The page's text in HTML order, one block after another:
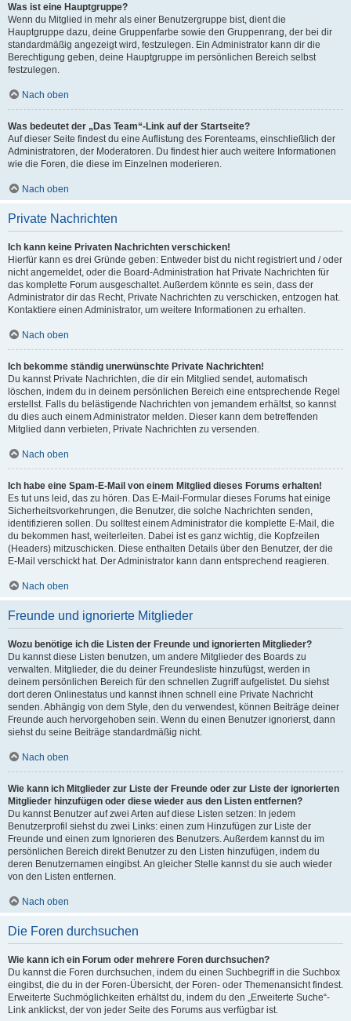
Was ist eine Hauptgruppe?
Wenn du Mitglied in mehr als einer Benutzergruppe bist, dient die
Hauptgruppe dazu, deine Gruppenfarbe sowie den Gruppenrang, der bei dir
standardmäßig angezeigt wird, festzulegen. Ein Administrator kann dir die
Berechtigung geben, deine Hauptgruppe im persönlichen Bereich selbst
festzulegen.
Nach oben
Was bedeutet der „Das Team“-Link auf der Startseite?
Auf dieser Seite findest du eine Auflistung des Forenteams, einschließlich der
Administratoren, der Moderatoren. Du findest hier auch weitere Informationen
wie die Foren, die diese im Einzelnen moderieren.
Nach oben
Private Nachrichten
Ich kann keine Privaten Nachrichten verschicken!
Hierfür kann es drei Gründe geben: Entweder bist du nicht registriert und / oder
nicht angemeldet, oder die Board-Administration hat Private Nachrichten für
das komplette Forum ausgeschaltet. Außerdem könnte es sein, dass der
Administrator dir das Recht, Private Nachrichten zu verschicken, entzogen hat.
Kontaktiere einen Administrator, um weitere Informationen zu erhalten.
Nach oben
Ich bekomme ständig unerwünschte Private Nachrichten!
Du kannst Private Nachrichten, die dir ein Mitglied sendet, automatisch
löschen, indem du in deinem persönlichen Bereich eine entsprechende Regel
erstellst. Falls du belästigende Nachrichten von jemandem erhältst, so kannst
du dies auch einem Administrator melden. Dieser kann dem betreffenden
Mitglied dann verbieten, Private Nachrichten zu versenden.
Nach oben
Ich habe eine Spam-E-Mail von einem Mitglied dieses Forums erhalten!
Es tut uns leid, das zu hören. Das E-Mail-Formular dieses Forums hat einige
Sicherheitsvorkehrungen, die Benutzer, die solche Nachrichten senden,
identifizieren sollen. Du solltest einem Administrator die komplette E-Mail, die
du bekommen hast, weiterleiten. Dabei ist es ganz wichtig, die Kopfzeilen
(Headers) mitzuschicken. Diese enthalten Details über den Benutzer, der die
E-Mail verschickt hat. Der Administrator kann dann entsprechend reagieren.
Nach oben
Freunde und ignorierte Mitglieder
Wozu benötige ich die Listen der Freunde und ignorierten Mitglieder?
Du kannst diese Listen benutzen, um andere Mitglieder des Boards zu
verwalten. Mitglieder, die du deiner Freundesliste hinzufügst, werden in
deinem persönlichen Bereich für den schnellen Zugriff aufgelistet. Du siehst
dort deren Onlinestatus und kannst ihnen schnell eine Private Nachricht
senden. Abhängig von dem Style, den du verwendest, können Beiträge deiner
Freunde auch hervorgehoben sein. Wenn du einen Benutzer ignorierst, dann
siehst du seine Beiträge standardmäßig nicht.
Nach oben
Wie kann ich Mitglieder zur Liste der Freunde oder zur Liste der ignorierten
Mitglieder hinzufügen oder diese wieder aus den Listen entfernen?
Du kannst Benutzer auf zwei Arten auf diese Listen setzen: In jedem
Benutzerprofil siehst du zwei Links: einen zum Hinzufügen zur Liste der
Freunde und einen zum Ignorieren des Benutzers. Außerdem kannst du im
persönlichen Bereich direkt Benutzer zu den Listen hinzufügen, indem du
deren Benutzernamen eingibst. An gleicher Stelle kannst du sie auch wieder
von den Listen entfernen.
Nach oben
Die Foren durchsuchen
Wie kann ich ein Forum oder mehrere Foren durchsuchen?
Du kannst die Foren durchsuchen, indem du einen Suchbegriff in die Suchbox
eingibst, die du in der Foren-Übersicht, der Foren- oder Themenansicht findest.
Erweiterte Suchmöglichkeiten erhältst du, indem du den „Erweiterte Suche“-
Link anklickst, der von jeder Seite des Forums aus verfügbar ist.